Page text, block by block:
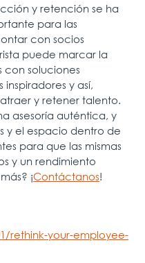
y retención se ha
para las
con socios
puede marcar la
con soluciones
y así,
y retener talento.
asesoría auténtica, y
y el espacio dentro de
para que las mismas
y un rendimiento
¡Contáctanos!
rethink-your-employee-